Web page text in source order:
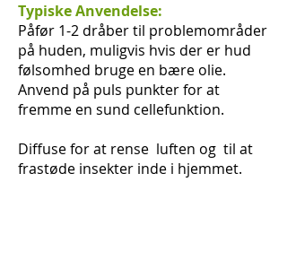
Typiske Anvendelse:
Påfør 1-2 dråber til problemområder
på huden, muligvis hvis der er hud
følsomhed bruge en bære olie.
Anvend på puls punkter for at
fremme en sund cellefunktion.
Diffuse for at rense luften og til at
frastøde insekter inde i hjemmet.